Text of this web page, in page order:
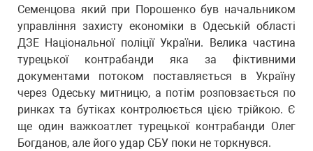
Семенцова який при Порошенко був начальником
управління захисту економіки в Одеській області
ДЗЕ Національної поліції України. Велика частина
турецької контрабанди яка за фіктивними
документами потоком поставляється в Україну
через Одеську митницю, а потім розповзається по
ринках та бутіках контролюється цією трійкою. Є
ще один важкоатлет турецької контрабанди Олег
Богданов, але його удар СБУ поки не торкнувся.